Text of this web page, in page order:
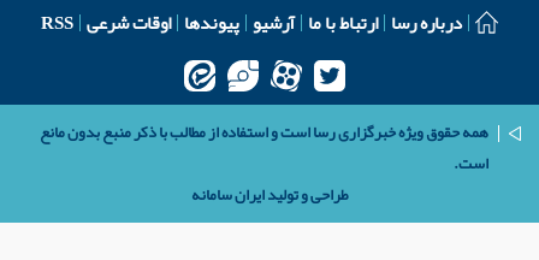
درباره رسا ارتباط با ما آرشیو پیوندها اوقات شرعی RSS
همه حقوق ویژه خبرگزاری رسا است و استفاده از مطالب با ذکر منبع بدون مانع
است.
طراحی و تولیدایران سامانه